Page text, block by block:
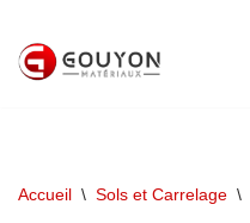
Aller
Accueil \ Sols et Carrelage \